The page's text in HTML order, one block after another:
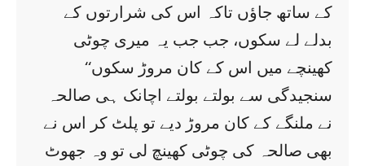
کے ساتھ جاؤں تاکہ اس کی شرارتوں کے
بدلے لے سکوں، جب جب یہ میری چوٹی
کھینچے میں اس کے کان مروڑ سکوں‘‘
سنجیدگی سے بولتے بولتے اچانک ہی صالحہ
نے ملنگے کے کان مروڑ دیے تو پلٹ کر اس نے
بھی صالحہ کی چوٹی کھینچ لی تو وہ جھوٹ